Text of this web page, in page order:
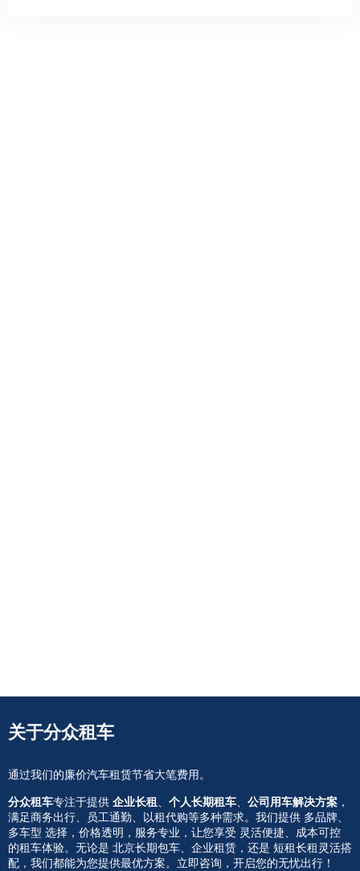
关于分众租车
通过我们的廉价汽车租赁节省大笔费用。
分众租车专注于提供 企业长租 个人长期租车 公司用车解决方案 ，
满足商务出行、员工通勤、以租代购等多种需求。我们提供 多品牌、
多车型 选择，价格透明，服务专业，让您享受 灵活便捷、成本可控
的租车体验。无论是 北京长期包车、企业租赁，还是 短租长租灵活搭
配，我们都能为您提供最优方案。立即咨询，开启您的无忧出行！